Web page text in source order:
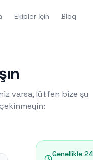
Ekipler İçin Blog
varsa, lütfen bize şu
Genellikle